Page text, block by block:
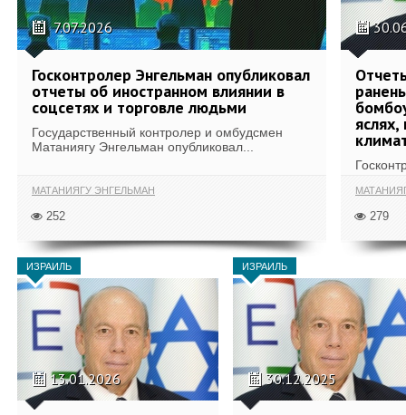
7.07.2026
Госконтролер Энгельман опубликовал
отчеты об иностранном влиянии в
соцсетях и торговле людьми
Государственный контролер и омбудсмен
Матаниягу Энгельман опубликовал...
МАТАНИЯГУ ЭНГЕЛЬМАН
252 279
ИЗРАИЛЬ
13.01.2026
ИЗРАИЛЬ
30.12.2025